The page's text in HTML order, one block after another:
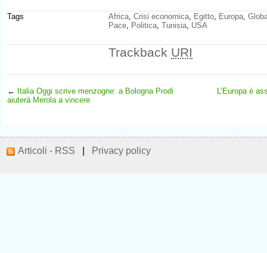
Tags Africa Crisi economica Egitto Europa
Pace
Politica Tunisia USA
Trackback URI
←
Italia Oggi scrive menzogne: a Bologna Prodi
aiuterà Merola a vincere
L’Europa è
Articoli - RSS Privacy policy